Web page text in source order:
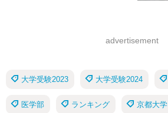
advertisement
大学受験2023 大学受験2024
医学部 ランキング 京都大学